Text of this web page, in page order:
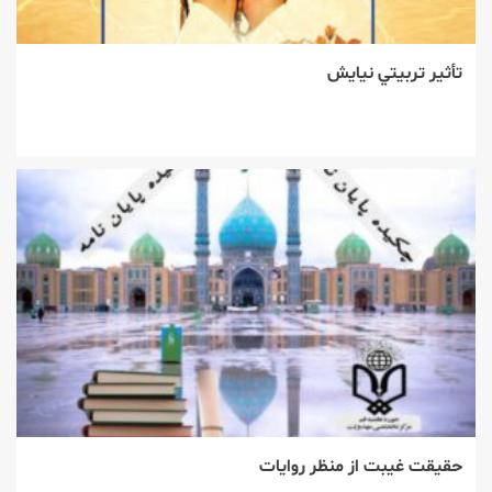
تأثير تربيتي نيايش
حقيقت غيبت از منظر روايات